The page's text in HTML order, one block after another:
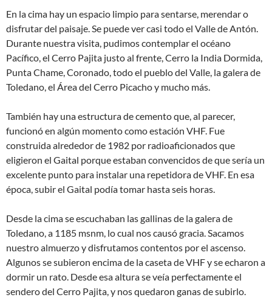
En la cima hay un espacio limpio para sentarse, merendar o
disfrutar del paisaje. Se puede ver casi todo el Valle de Antón.
Durante nuestra visita, pudimos contemplar el océano
Pacífico, el Cerro Pajita justo al frente, Cerro la India Dormida,
Punta Chame, Coronado, todo el pueblo del Valle, la galera de
Toledano, el Área del Cerro Picacho y mucho más.
También hay una estructura de cemento que, al parecer,
funcionó en algún momento como estación VHF. Fue
construida alrededor de 1982 por radioaficionados que
eligieron el Gaital porque estaban convencidos de que sería un
excelente punto para instalar una repetidora de VHF. En esa
época, subir el Gaital podía tomar hasta seis horas.
Desde la cima se escuchaban las gallinas de la galera de
Toledano, a 1185 msnm, lo cual nos causó gracia. Sacamos
nuestro almuerzo y disfrutamos contentos por el ascenso.
Algunos se subieron encima de la caseta de VHF y se echaron a
dormir un rato. Desde esa altura se veía perfectamente el
sendero del Cerro Pajita, y nos quedaron ganas de subirlo.